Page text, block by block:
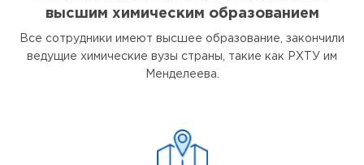
высшим химическим образованием
Все сотрудники имеют высшее образование, закончили
ведущие химические вузы страны, такие как РХТУ им
Менделеева.